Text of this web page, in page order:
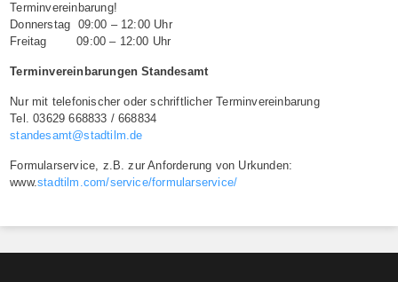
Terminvereinbarung!
Donnerstag 09:00 – 12:00 Uhr
Freitag 09:00 – 12:00 Uhr
Terminvereinbarungen Standesamt
Nur mit telefonischer oder schriftlicher Terminvereinbarung
Tel. 03629 668833 / 668834
standesamt@stadtilm.de
Formularservice, z.B. zur Anforderung von Urkunden:
www.stadtilm.com/service/formularservice/